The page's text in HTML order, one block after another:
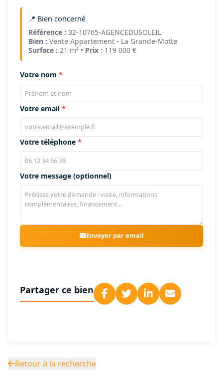
📍 Bien concerné
Référence : 32-10765-AGENCEDUSOLEIL
Bien : Vente Appartement - La Grande-Motte
Surface : 21 m² • Prix : 119 000 €
Votre nom
Votre email
Votre téléphone
Votre message (optionnel)
Envoyer par email
Partager ce bien
Retour à la recherche